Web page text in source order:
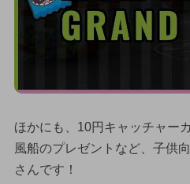
ほかにも、10円キャッチャー
風船のプレゼントなど、子供
さんです！